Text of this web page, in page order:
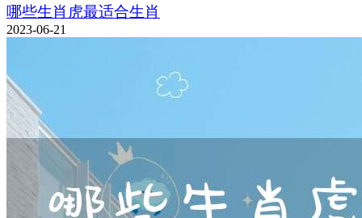
哪些生肖虎最适合生肖
2023-06-21